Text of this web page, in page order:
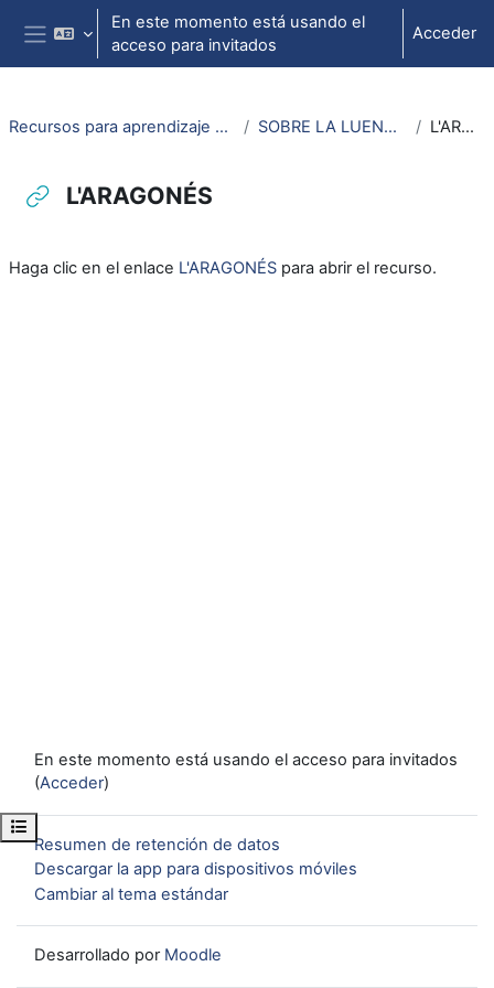
Salta al contenido principal
Panel lateral
En este momento está usando el
acceso para invitados
Acceder
Abrir índice del curso
Recursos para aprendizaje de lengua aragonesa SOBRE LA LUENGA ARAGONESA L'ARAGONÉS
L'ARAGONÉS
Haga clic en el enlace L'ARAGONÉS para abrir el recurso.
En este momento está usando el acceso para invitados
(Acceder)
Resumen de retención de datos
Descargar la app para dispositivos móviles
Cambiar al tema estándar
Desarrollado por Moodle